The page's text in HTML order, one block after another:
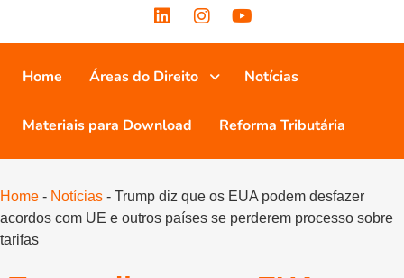
Home Áreas do Direito Notícias
Materiais para Download Reforma Tributária
Home - Notícias - Trump diz que os EUA podem desfazer
acordos com UE e outros países se perderem processo sobre
tarifas